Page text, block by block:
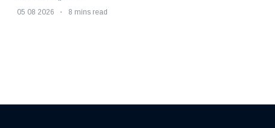
05 08 2026 8 mins read